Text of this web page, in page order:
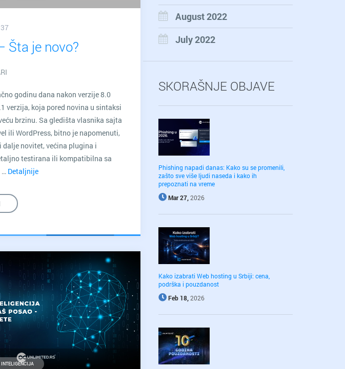
Šta je novo?
godinu dana nakon verzije 8.0
verzija, koja pored novina u sintaksi
brzinu. Sa gledišta vlasnika sajta
ili WordPress, bitno je napomenuti,
dalje novitet, većina plugina i
testirana ili kompatibilna sa
… Detaljnije
novo?
August 2022
July 2022
SKORAŠNJE OBJAVE
Phishing napadi danas: Kako su se promenili,
zašto sve više ljudi naseda i kako ih
prepoznati na vreme
Mar 27, 2026
Kako izabrati Web hosting u Srbiji: cena,
podrška i pouzdanost
Feb 18, 2026